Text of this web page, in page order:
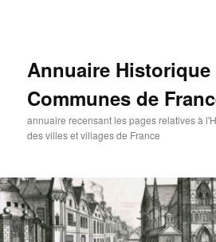
Annuaire Historique
Communes de
annuaire recensant les pages relatives à
des villes et villages de France